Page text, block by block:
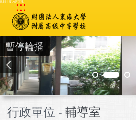
跳到主要內容區塊
:::
暫停輪播
行政單位 - 輔導室